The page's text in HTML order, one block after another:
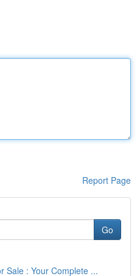
Report Page
Go
Sale : Your Complete ...